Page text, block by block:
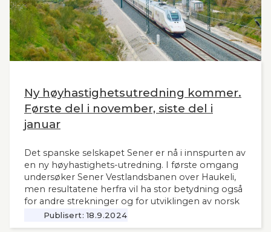
Ny høyhastighetsutredning kommer.
Første del i november, siste del i
januar
Det spanske selskapet Sener er nå i innspurten av
en ny høyhastighets-utredning. I første omgang
undersøker Sener Vestlandsbanen over Haukeli,
men resultatene herfra vil ha stor betydning også
for andre strekninger og for utviklingen av norsk
jernbane generelt. Norsk Bane, er oppdragsgiver
for utredningen.
Publisert: 18.9.2024